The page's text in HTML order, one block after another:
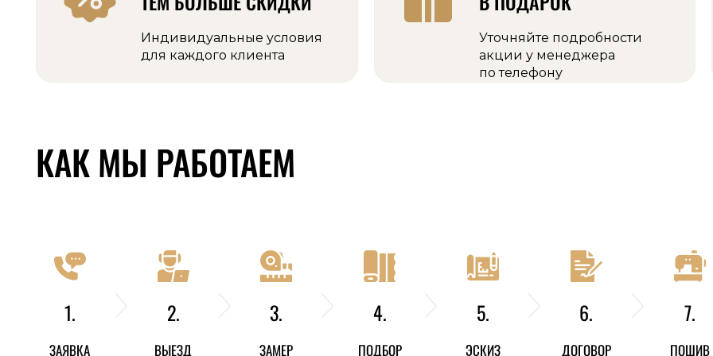
Индивидуальные условия
для каждого клиента
Уточняйте подробности
акции у менеджера
по телефону
КАК МЫ РАБОТАЕМ
1.
ЗАЯВКА
2.
ВЫЕЗД
3.
ЗАМЕР
4.
ПОДБОР
5.
ЭСКИЗ
6.
ДОГОВОР
7.
ПОШИВ